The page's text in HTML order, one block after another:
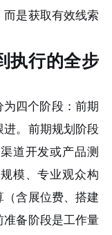
是获取有效线索
执行的全步
为四个阶段：前期
进。前期规划阶段
道开发或产品测
模、专业观众构
（含展位费、搭建
准备阶段是工作量